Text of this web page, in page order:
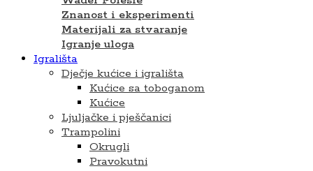
Znanost i eksperimenti
Materijali za stvaranje
Igranje uloga
Igrališta
Dječje kućice i igrališta
Kućice sa toboganom
Kućice
Ljuljačke i pješčanici
Trampolini
Okrugli
Pravokutni